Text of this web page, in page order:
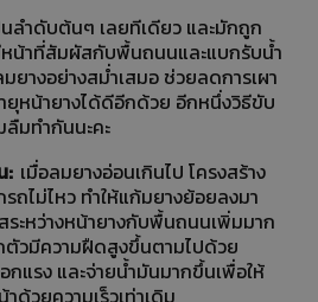
ลำดับต้นๆ เลยทีเดียว และมักถูก
หน้าที่สัมผัสกับพื้นถนนและแบกรับน้ำ
ยางอย่างสม่ำเสมอ ช่วยลดการเผา
หน้ายางได้ดีอีกด้วย อีกหนึ่งวิธีขับ
มทำกันนะคะ
: เมื่อลมยางอ่อนเกินไป โครงสร้าง
รถไม่ไหว ทำให้แก้มยางย้อยลงมา
ะหว่างหน้ายางกับพื้นถนนเพิ่มมาก
ตัวมีความฝืดสูงขึ้นตามไปด้วย
กแรง และจ่ายน้ำมันมากขึ้นเพื่อให้
ด้วยความเร็วเท่าเดิม